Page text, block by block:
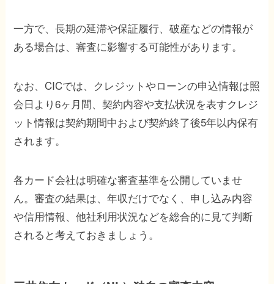
一方で、長期の延滞や保証履行、破産などの情報が
ある場合は、審査に影響する可能性があります。
なお、CICでは、クレジットやローンの申込情報は照
会日より6ヶ月間、契約内容や支払状況を表すクレジ
ット情報は契約期間中および契約終了後5年以内保有
されます。
各カード会社は明確な審査基準を公開していませ
ん。審査の結果は、年収だけでなく、申し込み内容
や信用情報、他社利用状況などを総合的に見て判断
されると考えておきましょう。